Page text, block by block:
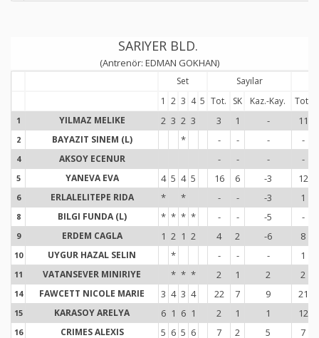
SARIYER BLD.
(Antrenör: EDMAN GOKHAN)
Set Sayılar
1 2 3 4 5 Tot. SK Kaz.-Kay. Tot.
1 YILMAZ MELIKE 2 3 2 3 3 1 - 11
2 BAYAZIT SINEM (L) * - - - -
4 AKSOY ECENUR - - - -
5 YANEVA EVA 4 5 4 5 16 6 -3 12
6 ERLALELITEPE RIDA * * - - -3 1
8 BILGI FUNDA (L) * * * * - - -5 -
9 ERDEM CAGLA 1 2 1 2 4 2 -6 8
10 UYGUR HAZAL SELIN * - - - 1
11 VATANSEVER MINIRIYE * * * 2 1 2 2
14 FAWCETT NICOLE MARIE 3 4 3 4 22 7 9 21
15 KARASOY ARELYA 6 1 6 1 2 1 1 12
16 CRIMES ALEXIS 5 6 5 6 7 2 5 7